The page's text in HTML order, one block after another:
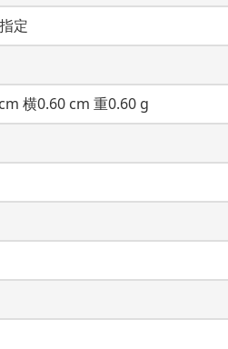
定
横0.60 cm 重0.60 g